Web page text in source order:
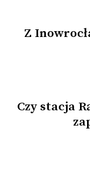
Z
Czy stacja